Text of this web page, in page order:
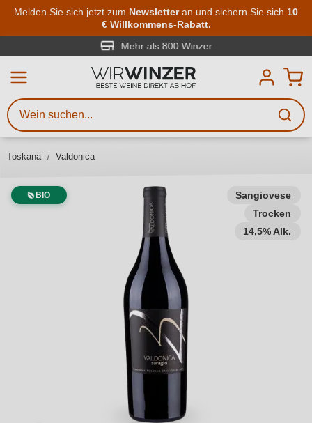
Zum Hauptinhalt springen
Melden Sie sich jetzt zum Newsletteran und sichern Sie sich 10
€ Willkommens-Rabatt.
Mehr als 800 Winzer
Toskana Valdonica
Sangiovese
Trocken
14,5% Alk.
BIO
Weinsuche
Mindestens 3 Zeichen eingeben
Beschreiben Sie, welchen Wein
Sie suchen – ob nach Geschmack,